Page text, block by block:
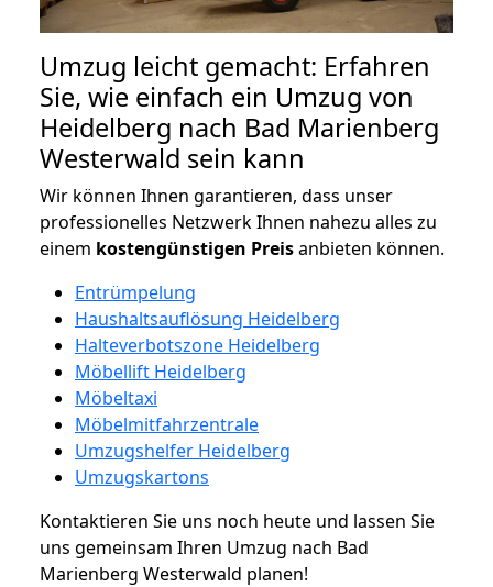
Umzug leicht gemacht: Erfahren
Sie, wie einfach ein Umzug von
Heidelberg nach Bad Marienberg
Westerwald sein kann
Wir können Ihnen garantieren, dass unser
professionelles Netzwerk Ihnen nahezu alles zu
einem kostengünstigen Preisanbieten können.
Entrümpelung
Haushaltsauflösung Heidelberg
Halteverbotszone Heidelberg
Möbellift Heidelberg
Möbeltaxi
Möbelmitfahrzentrale
Umzugshelfer Heidelberg
Umzugskartons
Kontaktieren Sie uns noch heute und lassen Sie
uns gemeinsam Ihren Umzug nach Bad
Marienberg Westerwald planen!